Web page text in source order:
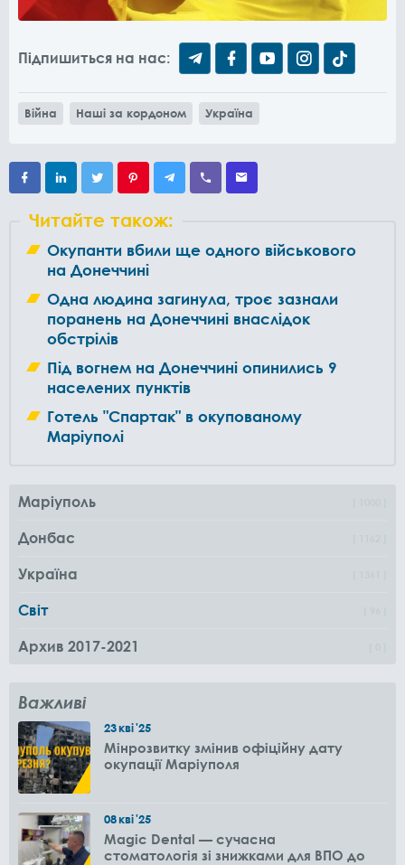
Підпишиться на нас:
Війна Наші за кордоном Україна
Читайте також:
Окупанти вбили ще одного військового
на Донеччині
Одна людина загинула, троє зазнали
поранень на Донеччині внаслідок
обстрілів
Під вогнем на Донеччині опинились 9
населених пунктів
Готель "Спартак" в окупованому
Маріуполі
Маріуполь
Донбас
Україна
Світ
Архив 2017-2021
Важливі
23кві'25
Мінрозвитку змінив офіційну дату
окупації Маріуполя
08кві'25
Magic Dental — сучасна
стоматологія зі знижками для ВПО до